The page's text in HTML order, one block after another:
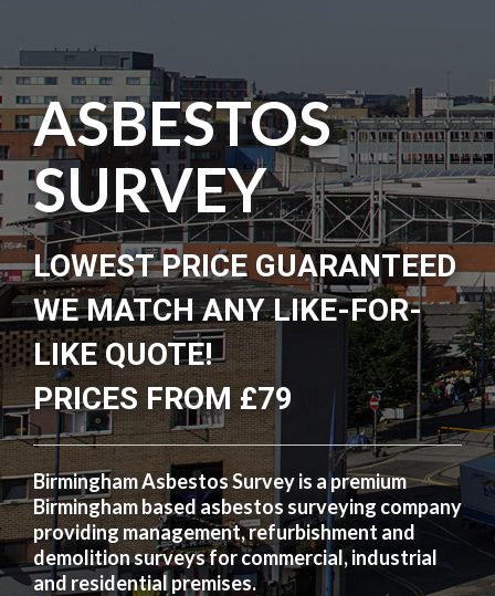
ASBESTOS
SURVEY
LOWEST PRICE GUARANTEED
WE MATCH ANY LIKE-FOR-
LIKE QUOTE!
PRICES FROM £79
Birmingham Asbestos Survey is a premium
Birmingham based asbestos surveying company
providing management, refurbishment and
demolition surveys for commercial, industrial
and residential premises.